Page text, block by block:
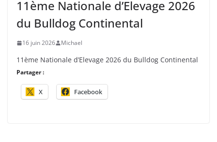
11ème Nationale d’Elevage 2026
du Bulldog Continental
16 juin 2026 Michael
11ème Nationale d’Elevage 2026 du Bulldog Continental
Partager :
X Facebook